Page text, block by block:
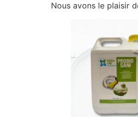
Nous avons le plaisir